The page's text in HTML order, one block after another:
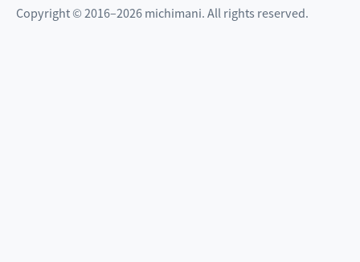
Copyright © 2016–2026 michimani. All rights reserved.